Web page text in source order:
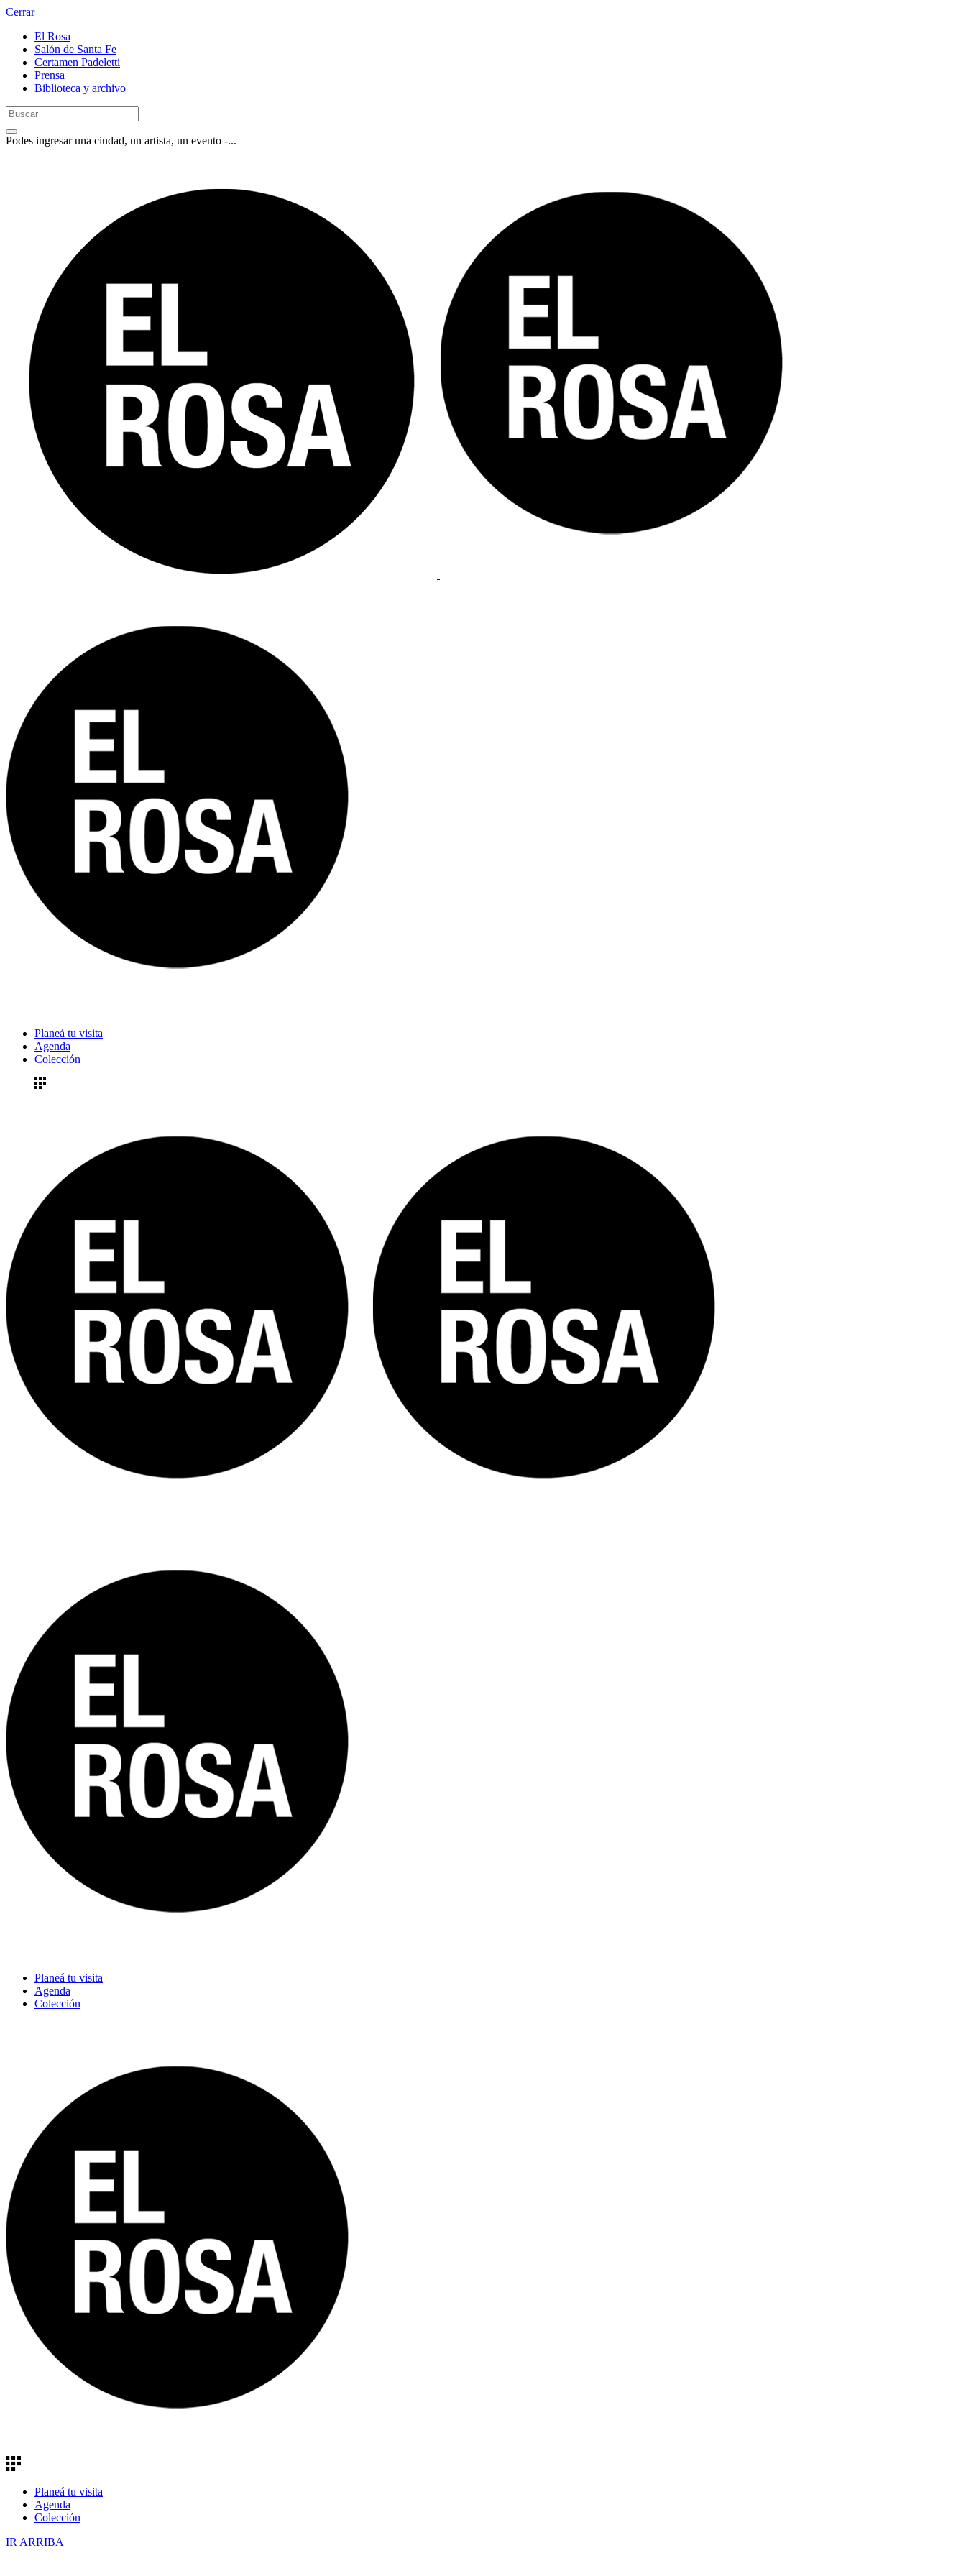
Cerrar
El Rosa
Salón de Santa Fe
Certamen Padeletti
Prensa
Biblioteca y archivo
Podes ingresar una ciudad, un artista, un evento -...
Planeá tu visita
Agenda
Colección
Planeá tu visita
Agenda
Colección
Planeá tu visita
Agenda
Colección
IR ARRIBA